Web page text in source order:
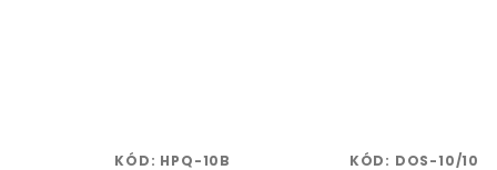
KÓD: HPQ-10B KÓD: DOS-10/10